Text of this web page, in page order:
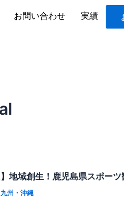
お問い合わせ 実績
地域創生！鹿児島県スポー
九州・沖縄